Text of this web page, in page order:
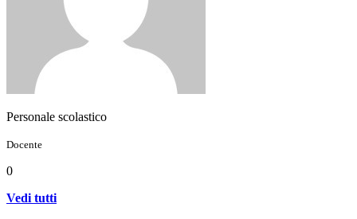
Personale scolastico
Docente
0
Vedi tutti